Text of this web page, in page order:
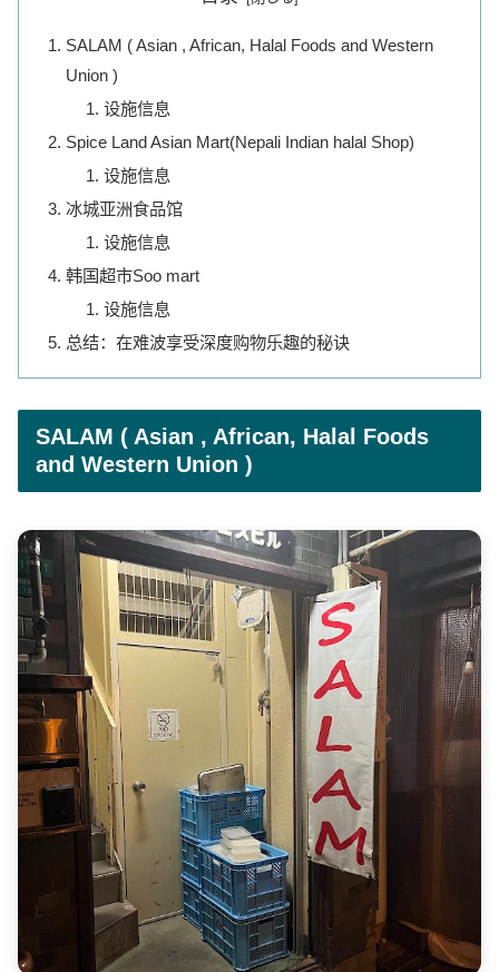
SALAM ( Asian , African, Halal Foods and Western
Union )
设施信息
Spice Land Asian Mart(Nepali Indian halal Shop)
设施信息
冰城亚洲食品馆
设施信息
韩国超市Soo mart
设施信息
总结：在难波享受深度购物乐趣的秘诀
SALAM ( Asian , African, Halal Foods
and Western Union )